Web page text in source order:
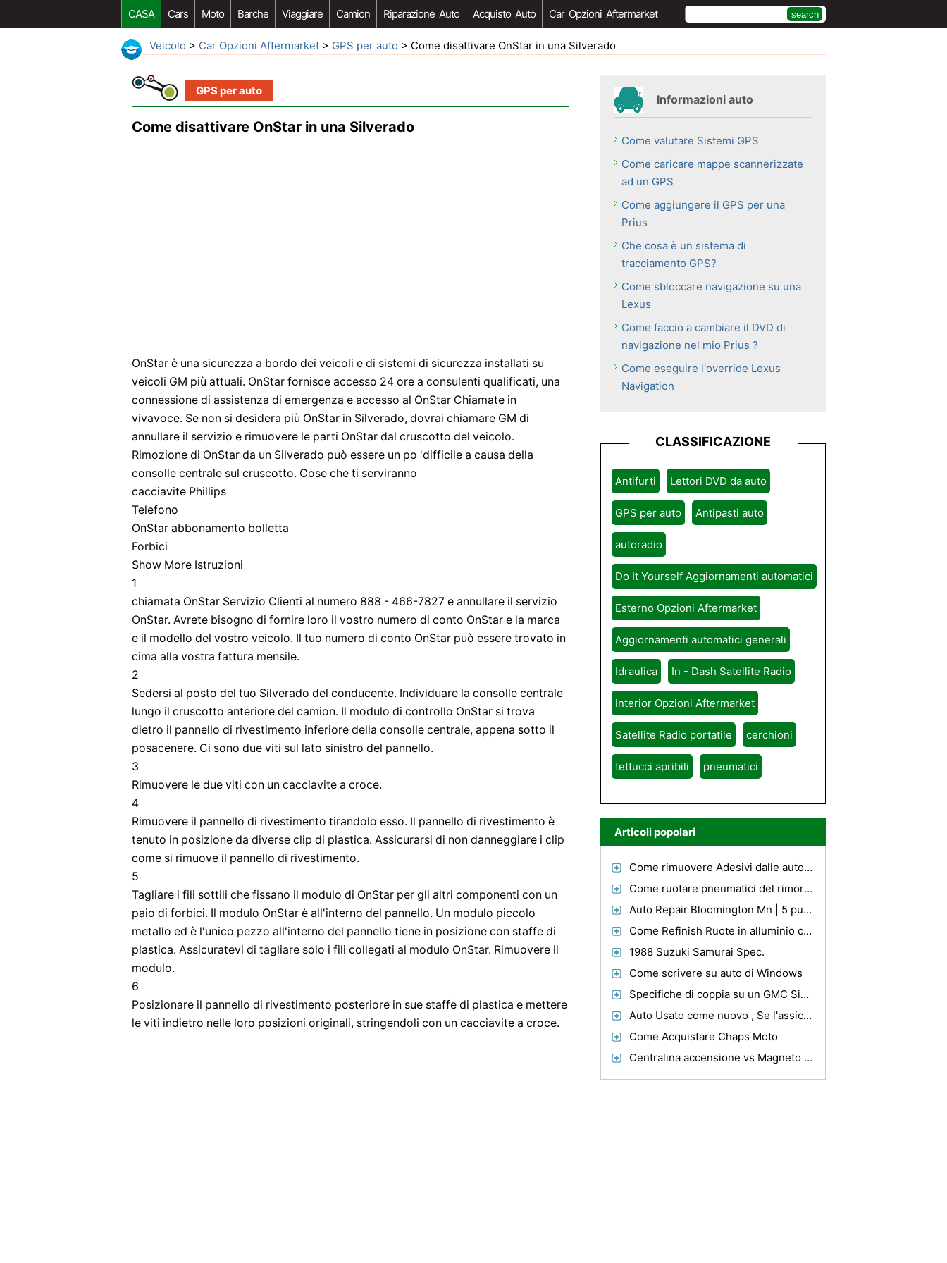
CASA Cars Moto Barche Viaggiare Camion Riparazione Auto Acquisto Auto Car Opzioni Aftermarket
Veicolo > Car Opzioni Aftermarket > GPS per auto > Come disattivare OnStar in una Silverado
GPS per auto
Come disattivare OnStar in una Silverado
OnStar è una sicurezza a bordo dei veicoli e di sistemi di sicurezza installati su
veicoli GM più attuali. OnStar fornisce accesso 24 ore a consulenti qualificati, una
connessione di assistenza di emergenza e accesso al OnStar Chiamate in
vivavoce. Se non si desidera più OnStar in Silverado, dovrai chiamare GM di
annullare il servizio e rimuovere le parti OnStar dal cruscotto del veicolo.
Rimozione di OnStar da un Silverado può essere un po 'difficile a causa della
consolle centrale sul cruscotto. Cose che ti serviranno
cacciavite Phillips
Telefono
OnStar abbonamento bolletta
Forbici
Show More Istruzioni
1
chiamata OnStar Servizio Clienti al numero 888 - 466-7827 e annullare il servizio
OnStar. Avrete bisogno di fornire loro il vostro numero di conto OnStar e la marca
e il modello del vostro veicolo. Il tuo numero di conto OnStar può essere trovato in
cima alla vostra fattura mensile.
2
Sedersi al posto del tuo Silverado del conducente. Individuare la consolle centrale
lungo il cruscotto anteriore del camion. Il modulo di controllo OnStar si trova
dietro il pannello di rivestimento inferiore della consolle centrale, appena sotto il
posacenere. Ci sono due viti sul lato sinistro del pannello.
3
Rimuovere le due viti con un cacciavite a croce.
4
Rimuovere il pannello di rivestimento tirandolo esso. Il pannello di rivestimento è
tenuto in posizione da diverse clip di plastica. Assicurarsi di non danneggiare i clip
come si rimuove il pannello di rivestimento.
5
Tagliare i fili sottili che fissano il modulo di OnStar per gli altri componenti con un
paio di forbici. Il modulo OnStar è all'interno del pannello. Un modulo piccolo
metallo ed è l'unico pezzo all'interno del pannello tiene in posizione con staffe di
plastica. Assicuratevi di tagliare solo i fili collegati al modulo OnStar. Rimuovere il
modulo.
6
Posizionare il pannello di rivestimento posteriore in sue staffe di plastica e mettere
le viti indietro nelle loro posizioni originali, stringendoli con un cacciavite a croce.
Informazioni auto
Come valutare Sistemi GPS
Come caricare mappe scannerizzate
ad un GPS
Come aggiungere il GPS per una
Prius
Che cosa è un sistema di
tracciamento GPS?
Come sbloccare navigazione su una
Lexus
Come faccio a cambiare il DVD di
navigazione nel mio Prius ?
Come eseguire l'override Lexus
Navigation
CLASSIFICAZIONE
Antifurti Lettori DVD da auto
GPS per auto Antipasti auto
autoradio
Do It Yourself Aggiornamenti automatici
Esterno Opzioni Aftermarket
Aggiornamenti automatici generali
Idraulica In - Dash Satellite Radio
Interior Opzioni Aftermarket
Satellite Radio portatile cerchioni
tettucci apribili pneumatici
Articoli popolari
Come rimuovere Adesivi dalle automobili
Come ruotare pneumatici del rimorchio
Auto Repair Bloomington Mn | 5 punte a scegliere un Autofficina cui contare
Come Refinish Ruote in alluminio con Clear Coat
1988 Suzuki Samurai Spec.
Come scrivere su auto di Windows
Specifiche di coppia su un GMC Sierra 2000
Auto Usato come nuovo , Se l'assicurazione si rinnova
Come Acquistare Chaps Moto
Centralina accensione vs Magneto piccoli motori